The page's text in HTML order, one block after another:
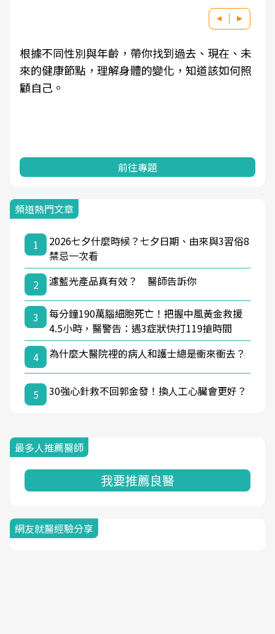
根據不同性別與年齡，帶你找到過去、現在、未
來的健康節點，理解身體的變化，知道該如何照
顧自己。
前往專題
頻道熱門文章
1
2026七夕什麼時候？七夕日期、由來與3習俗8
禁忌一次看
2
濾藍光產品真有效？ 醫師告訴你
3
每分鐘190萬腦細胞死亡！把握中風黃金救援
4.5小時，醫警告：遇3症狀快打119搶時間
4
為什麼大醫院裡的病人和護士總是衝來衝去？
5 30強心針救不回郭金發！換人工心臟會更好？
最多人推薦醫師
我要推薦良醫
網友就醫經驗分享